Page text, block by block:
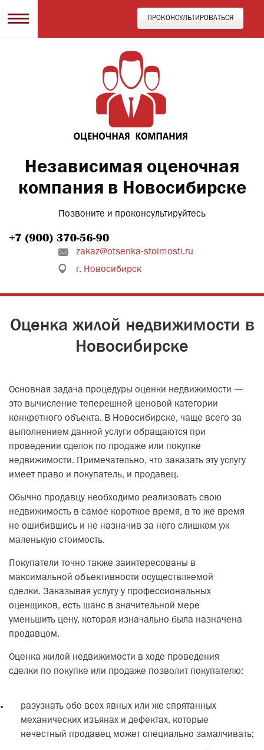
ПРОКОНСУЛЬТИРОВАТЬСЯ
Независимая оценочная
компания в Новосибирске
Позвоните и проконсультируйтесь
zakaz@otsenka-stoimosti.ru
г. Новосибирск
Оценка жилой недвижимости в
Новосибирске
Основная задача процедуры оценки недвижимости —
это вычисление теперешней ценовой категории
конкретного объекта. В Новосибирске, чаще всего за
выполнением данной услуги обращаются при
проведении сделок по продаже или покупке
недвижимости. Примечательно, что заказать эту услугу
имеет право и покупатель, и продавец.
Обычно продавцу необходимо реализовать свою
недвижимость в самое короткое время, в то же время
не ошибившись и не назначив за него слишком уж
маленькую стоимость.
Покупатели точно также заинтересованы в
максимальной объективности осуществляемой
сделки. Заказывая услугу у профессиональных
оценщиков, есть шанс в значительной мере
уменьшить цену, которая изначально была назначена
продавцом.
Оценка жилой недвижимости в ходе проведения
сделки по покупке или продаже позволит покупателю:
разузнать обо всех явных или же спрятанных
механических изъянах и дефектах, которые
нечестный продавец может специально замалчивать;